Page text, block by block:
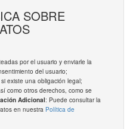
SOBRE
por el usuario y enviarle la
del usuario;
existe una obligación legal;
como otros derechos, como se
Adicional: Puede consultar la
en nuestra Política de